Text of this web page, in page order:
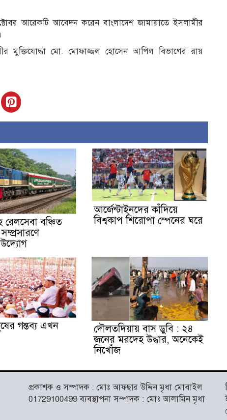
আরেকটি আবেদন করেন বাংলাদেশ জামায়াতে ইসলামীর
মুক্তিযোদ্ধা মো. মোফাজ্জল হোসেন আপিল বিভাগের রায়
বঞ্চিত
আর্জেন্টাইনদের কাঁদিয়ে
বিশ্বকাপ শিরোপা স্পেনের ঘরে
গন্তব্য এখন
দৌলতদিয়ায় বাস ডুবি : ২৪
জনের মরদেহ উদ্ধার, অনেকেই
নিখোঁজ
প্রকাশক ও সম্পাদক : মোঃ আফছার উদ্দিন মৃধা মোবাইল
01729100499 ব্যবস্থাপনা সম্পাদক : মোঃ আলামিন মৃধা